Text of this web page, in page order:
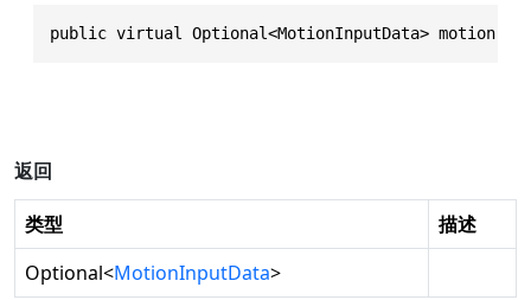
public virtual Optional<MotionInputData> motion()
返回
类型
描述
Optional<MotionInputData>